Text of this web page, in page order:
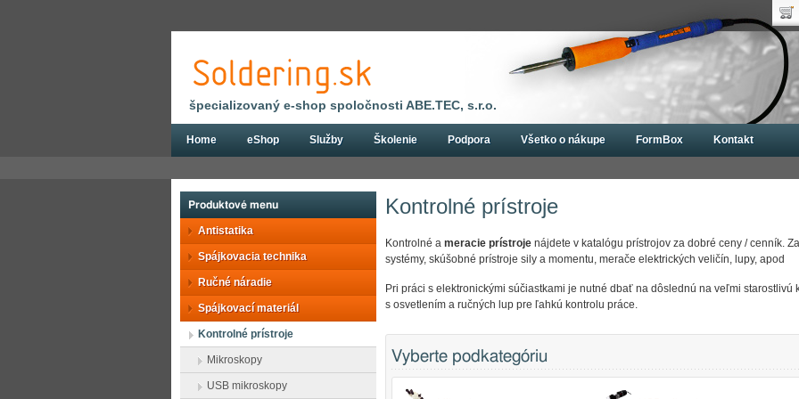
Kontrolné prístroje
Kontrolné a meracie prístroje nájdete v katalógu prístrojov za dobré ceny / cenník.
systémy, skúšobné prístroje sily a momentu, merače elektrických veličín, lupy, apod
Pri práci s elektronickými súčiastkami je nutné dbať na dôslednú na veľmi
s osvetlením a ručných lup pre ľahkú kontrolu práce.
Vyberte podkategóriu
Produktové menu
Antistatika
Spájkovacia technika
Ručné náradie
Spájkovací materiál
Kontrolné prístroje
Mikroskopy
USB mikroskopy
špecializovaný e-shop spoločnosti ABE.TEC, s.r.o.
Home eShop Služby Školenie Podpora Všetko o nákupe FormBox Kontakt